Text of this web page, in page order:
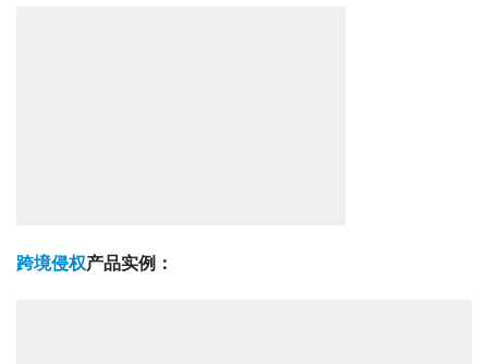
跨境侵权产品实例：